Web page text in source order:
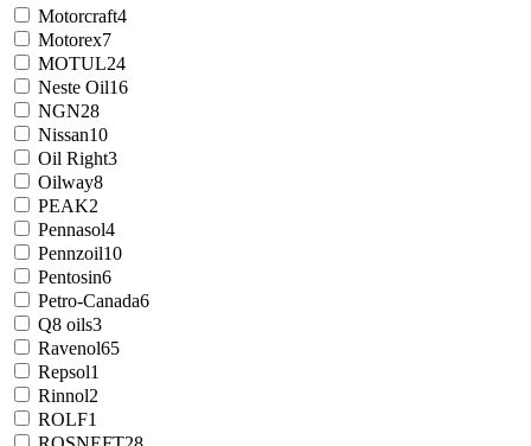
Motorcraft4
Motorex7
MOTUL24
Neste Oil16
NGN28
Nissan10
Oil Right3
Oilway8
PEAK2
Pennasol4
Pennzoil10
Pentosin6
Petro-Canada6
Q8 oils3
Ravenol65
Repsol1
Rinnol2
ROLF1